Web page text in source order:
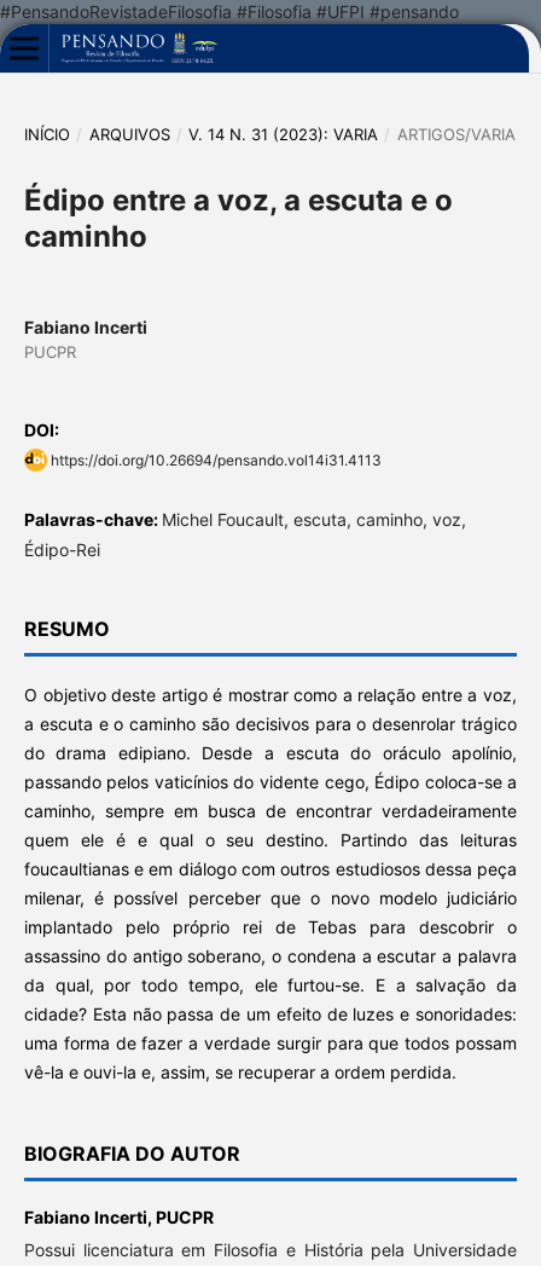
#PensandoRevistadeFilosofia #Filosofia #UFPI #pensando
INÍCIO / ARQUIVOS / V. 14 N. 31 (2023): VARIA / ARTIGOS/VARIA
Édipo entre a voz, a escuta e o
caminho
Fabiano Incerti
PUCPR
DOI:
https://doi.org/10.26694/pensando.vol14i31.4113
Palavras-chave: Michel Foucault, escuta, caminho, voz,
Édipo-Rei
RESUMO
O objetivo deste artigo é mostrar como a relação entre a voz,
a escuta e o caminho são decisivos para o desenrolar trágico
do drama edipiano. Desde a escuta do oráculo apolínio,
passando pelos vaticínios do vidente cego, Édipo coloca-se a
caminho, sempre em busca de encontrar verdadeiramente
quem ele é e qual o seu destino. Partindo das leituras
foucaultianas e em diálogo com outros estudiosos dessa peça
milenar, é possível perceber que o novo modelo judiciário
implantado pelo próprio rei de Tebas para descobrir o
assassino do antigo soberano, o condena a escutar a palavra
da qual, por todo tempo, ele furtou-se. E a salvação da
cidade? Esta não passa de um efeito de luzes e sonoridades:
uma forma de fazer a verdade surgir para que todos possam
vê-la e ouvi-la e, assim, se recuperar a ordem perdida.
BIOGRAFIA DO AUTOR
Fabiano Incerti, PUCPR
Possui licenciatura em Filosofia e História pela Universidade